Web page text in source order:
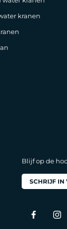
kranen
Blijf op de
SCHRIJF IN